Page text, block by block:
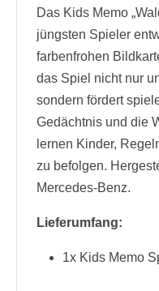
Das Kids Memo
jüngsten Spieler
farbenfrohen
das Spiel nicht nur
sondern fördert
Gedächtnis und die
lernen Kinder,
zu befolgen.
Mercedes-Benz.
Lieferumfang:
1x Kids Memo